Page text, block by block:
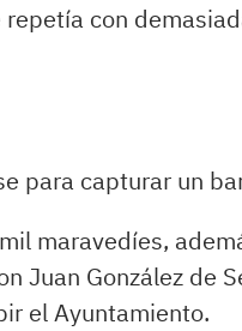
con
para capturar un
maravedíes,
Juan González de
el Ayuntamiento.